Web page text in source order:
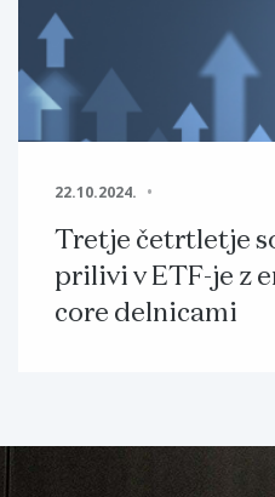
22.10.2024.
Tretje četrtletje
prilivi v ETF-je z
core delnicami